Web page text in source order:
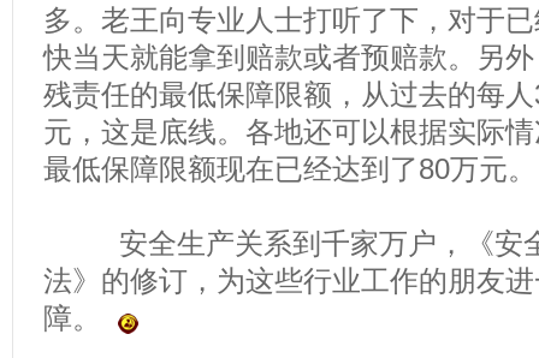
多。老王向专业人士打听了下，对于
快当天就能拿到赔款或者预赔款。另
残责任的最低保障限额，从过去的每
元，这是底线。各地还可以根据实际
最低保障限额现在已经达到了80万元。
安全生产关系到千家万户，《安
法》的修订，为这些行业工作的朋友
障。